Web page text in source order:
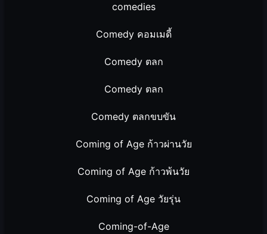
comedies
Comedy คอมเมดี้
Comedy ตลก
Comedy ตลก
Comedy ตลกขบขัน
Coming of Age ก้าวผ่านวัย
Coming of Age ก้าวพ้นวัย
Coming of Age วัยรุ่น
Coming-of-Age